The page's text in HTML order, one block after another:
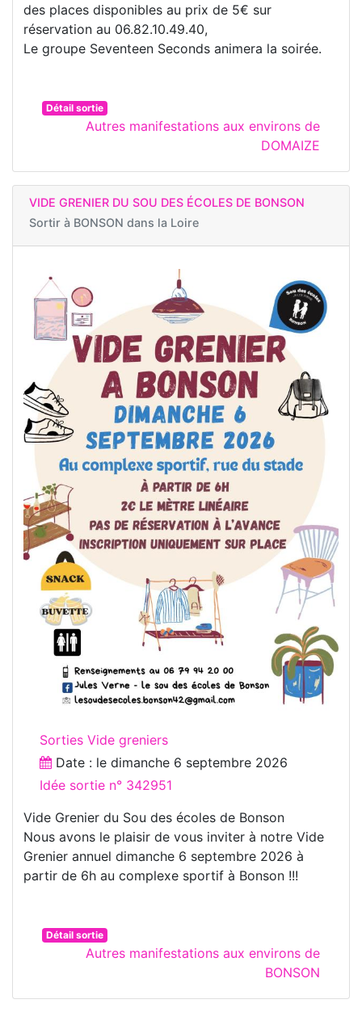
des places disponibles au prix de 5€ sur
réservation au 06.82.10.49.40,
Le groupe Seventeen Seconds animera la soirée.
Détail sortie
Autres manifestations aux environs de
DOMAIZE
VIDE GRENIER DU SOU DES ÉCOLES DE BONSON
Sortir à BONSON dans la Loire
Sorties Vide greniers
Date : le dimanche 6 septembre 2026
Idée sortie n° 342951
Vide Grenier du Sou des écoles de Bonson
Nous avons le plaisir de vous inviter à notre Vide
Grenier annuel dimanche 6 septembre 2026 à
partir de 6h au complexe sportif à Bonson !!!
Détail sortie
Autres manifestations aux environs de
BONSON